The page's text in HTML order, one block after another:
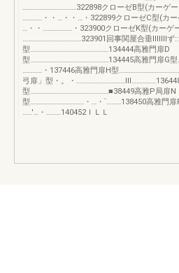
……………………………322898クローゼB型(カーゲー
…………・・…・・…・322899クローゼC型(カー
…・・………………・323900クローゼK型(カーゲ
………………………………323901回事関屋合垂IIIIIIIず
型…………………………………………134444高雅門扉D
型…………………………………………134445高雅門扉G型
…………・137446高雅門扉H型
弓扉」型・。・
型…………………………………………■38449高雅P局扉N
型……………………………・…・`………138450高雅門扉
……'…・………140452ＩＬＬ